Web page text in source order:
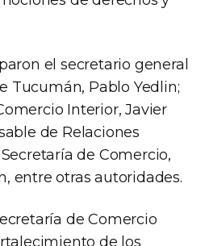
el secretario general
Tucumán, Pablo Yedlin;
Interior, Javier
de Relaciones
de Comercio,
entre otras autoridades.
de Comercio
de los